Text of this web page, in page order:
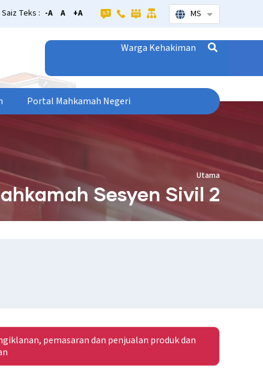
Saiz Teks : -A A +A MS Senarai
Warga Kehakiman
Portal Mahkamah Negeri
Sesyen Sivil 2
Utama
pemasaran dan penjualan produk dan